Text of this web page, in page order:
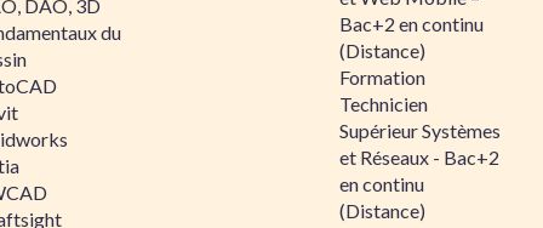
DAO, 3D
du
Bac+2 en continu
(Distance)
Formation
Technicien
Supérieur Systèmes
et Réseaux - Bac+2
en continu
(Distance)